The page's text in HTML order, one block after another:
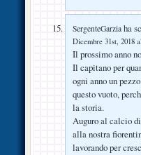
SergenteGarzia ha
Dicembre 31st, 2018
Il prossimo anno
Il capitano per
ogni anno un
questo vuoto,
la storia.
Auguro al calcio
alla nostra
lavorando per